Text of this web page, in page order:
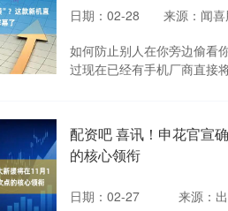
日期：02-28 来源：闻
如何防止别人在你旁边偷看
过现在已经有手机厂商直接
配资吧 喜讯！申花官宣
的核心领衔
日期：02-27 来源：